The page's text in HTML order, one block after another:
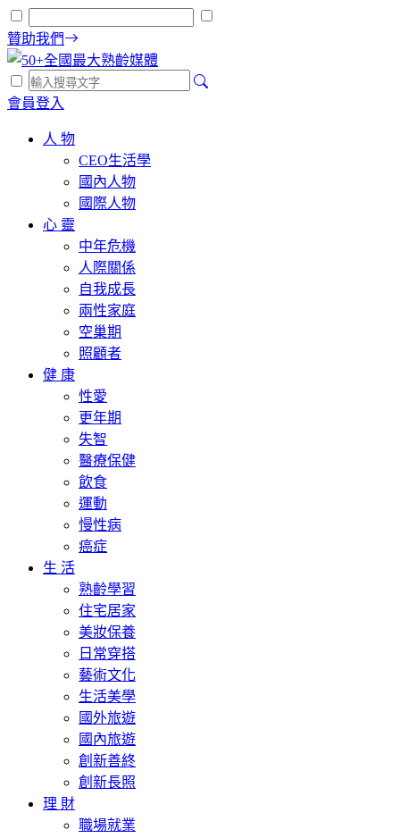
贊助我們
會員登入
人 物
CEO生活學
國內人物
國際人物
心 靈
中年危機
人際關係
自我成長
兩性家庭
空巢期
照顧者
健 康
性愛
更年期
失智
醫療保健
飲食
運動
慢性病
癌症
生 活
熟齡學習
住宅居家
美妝保養
日常穿搭
藝術文化
生活美學
國外旅遊
國內旅遊
創新善終
創新長照
理 財
職場就業